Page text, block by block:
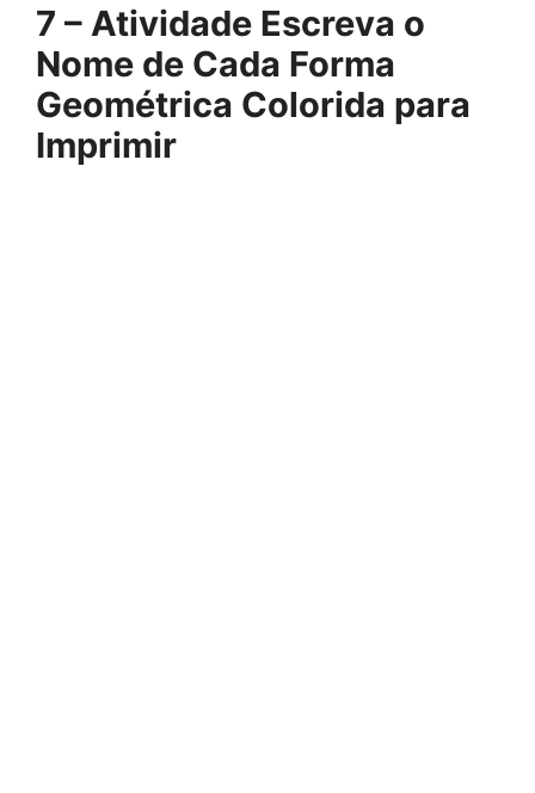
7 – Atividade Escreva o
Nome de Cada Forma
Geométrica Colorida para
Imprimir